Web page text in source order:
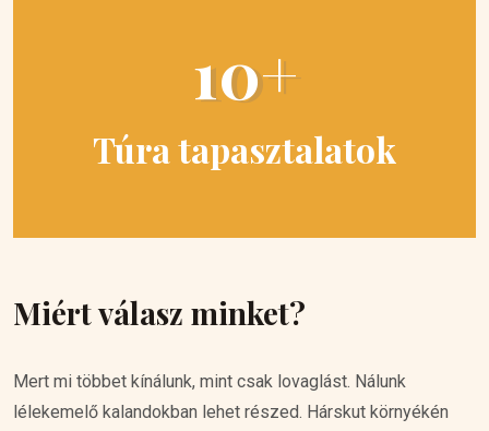
10+
Túra tapasztalatok
Miért válasz minket?
Mert mi többet kínálunk, mint csak lovaglást. Nálunk
lélekemelő kalandokban lehet részed. Hárskut környékén